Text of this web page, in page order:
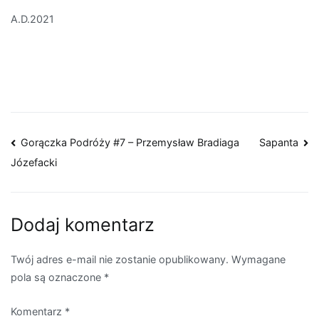
A.D.2021
Nawigacja
Gorączka Podróży #7 – Przemysław Bradiaga
Józefacki
Sapanta
Dodaj komentarz
Twój adres e-mail nie zostanie opublikowany. Wymagane
pola są oznaczone *
Komentarz *